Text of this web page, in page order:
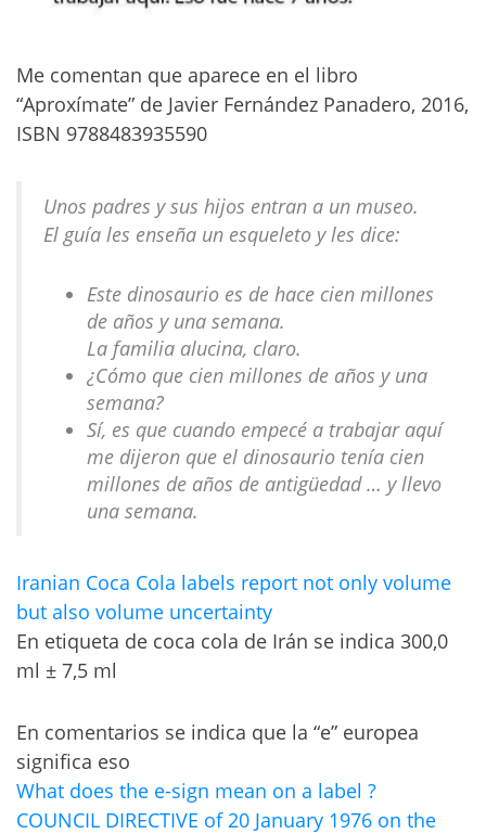
Me comentan que aparece en el libro
“Aproxímate” de Javier Fernández Panadero, 2016,
ISBN 9788483935590
Unos padres y sus hijos entran a un museo.
El guía les enseña un esqueleto y les dice:
Este dinosaurio es de hace cien millones
de años y una semana.
La familia alucina, claro.
¿Cómo que cien millones de años y una
semana?
Sí, es que cuando empecé a trabajar aquí
me dijeron que el dinosaurio tenía cien
millones de años de antigüedad … y llevo
una semana.
Iranian Coca Cola labels report not only volume
but also volume uncertainty
En etiqueta de coca cola de Irán se indica 300,0
ml ± 7,5 ml
En comentarios se indica que la “e” europea
significa eso
What does the e-sign mean on a label ?
COUNCIL DIRECTIVE of 20 January 1976 on the